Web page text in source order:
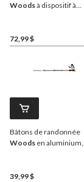
Woodsà dispositif à
72,99 $
Bâtons de randonnée
Woods en aluminium,
sur 3 sections, pour la
39,99 $